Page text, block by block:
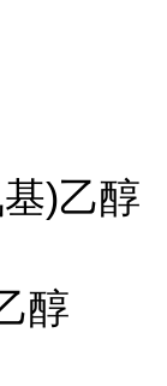
)乙醇
醇